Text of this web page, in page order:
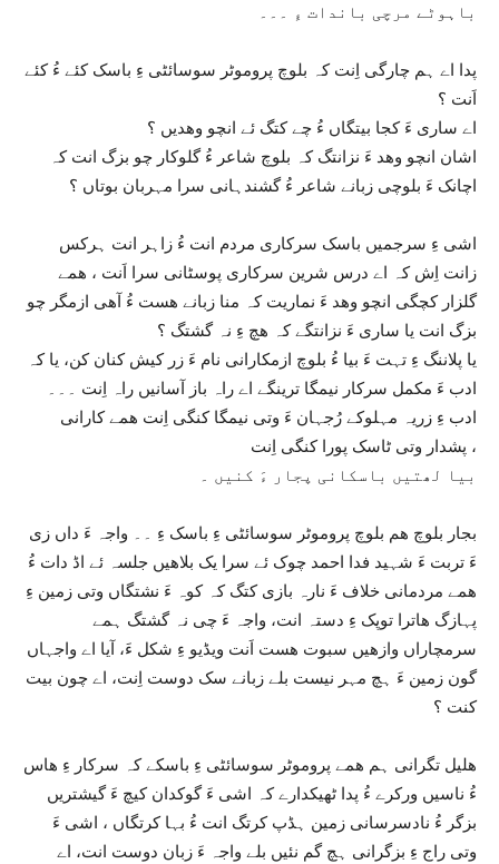
باہوٹے مرچی باندات ءِ ۔۔۔
پدا اے ہم چارگی اِنت کہ بلوچ پروموٹر سوسائٹی ءِ باسک کئے ءُ کئے
اَنت ؟
اے ساری ءَ کجا بیتگاں ءُ چے کتگ ئے انچو وھدیں ؟
اشان انچو وھد ءَ نزانتگ کہ بلوچ شاعر ءُ گلوکار چو بزگ انت کہ
اچانک ءَ بلوچی زبانے شاعر ءُ گشندہانی سرا مہربان بوتاں ؟
اشی ءِ سرجمیں باسک سرکاری مردم انت ءُ زاہر انت ہرکس
زانت اِش کہ اے درس شرین سرکاری پوسٹانی سرا اَنت ، ھمے
گلزار کچگی انچو وھد ءَ نماریت کہ منا زبانے ھست ءُ آھی ازمگر چو
بزگ انت یا ساری ءَ نزانتگے کہ ھچ ءِ نہ گشتگ ؟
یا پلاننگ ءِ تہت ءَ بیا ءُ بلوچ ازمکارانی نام ءَ زر کیش کنان کن، یا کہ
ادب ءَ مکمل سرکار نیمگا ترینگے اے راہ باز آسانیں راہ اِنت ۔۔۔
ادب ءِ زریہ مہلوکے رُجہان ءَ وتی نیمگا کنگی اِنت ھمے کارانی
پشدار وتی ٹاسک پورا کنگی اِنت ،
بیا لھتیں باسکانی پجار ءَ کنیں ۔
بجار بلوچ ھم بلوچ پروموٹر سوسائٹی ءِ باسک ءِ ۔۔ واجہ ءَ داں زی
ءَ تربت ءَ شہید فدا احمد چوک ئے سرا یک بلاھیں جلسہ ئے اڈ دات ءُ
ھمے مردمانی خلاف ءَ نارہ بازی کتگ کہ کوہ ءَ نشتگاں وتی زمین ءِ
پہازگ ھاترا توپک ءِ دستہ انت، واجہ ءَ چی نہ گشتگ ہمے
سرمچاراں وازھیں سبوت ھست اَنت ویڈیو ءِ شکل ءَ، آیا اے واجہاں
گون زمین ءَ ہچ مہر نیست بلے زبانے سک دوست اِنت، اے چون بیت
کنت ؟
ھلیل تگرانی ہم ھمے پروموٹر سوسائٹی ءِ باسکے کہ سرکار ءِ ھاس
ءُ ناسیں ورکرے ءُ پدا ٹھیکدارے کہ اشی ءَ گوکدان کیچ ءَ گیشتریں
بزگر ءُ نادسرسانی زمین ہڈپ کرتگ انت ءُ بہا کرتگاں ، اشی ءَ
وتی راج ءِ بزگرانی ہچ گم نئیں بلے واجہ ءَ زبان دوست انت، اے